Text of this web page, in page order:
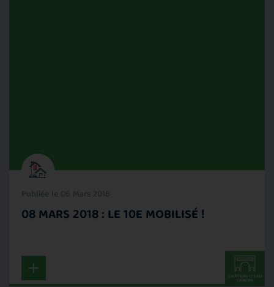
Publiée le 06 Mars 2018
08 MARS 2018 : LE 10E MOBILISÉ !